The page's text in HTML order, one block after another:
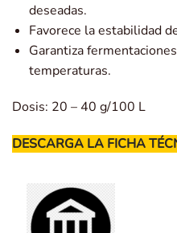
deseadas.
Favorece la estabilidad
Garantiza
temperaturas.
Dosis: 20 – 40 g/100 L
DESCARGA LA FICHA